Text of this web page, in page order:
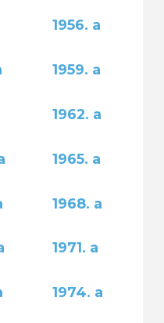
1956. a
1959. a
1962. a
1965. a
1968. a
1971. a
1974. a